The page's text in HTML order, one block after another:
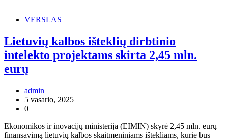
VERSLAS
Lietuvių kalbos išteklių dirbtinio
intelekto projektams skirta 2,45 mln.
eurų
admin
5 vasario, 2025
0
Ekonomikos ir inovacijų ministerija (EIMIN) skyrė 2,45 mln. eurų
finansavimą lietuvių kalbos skaitmeniniams ištekliams, kurie bus